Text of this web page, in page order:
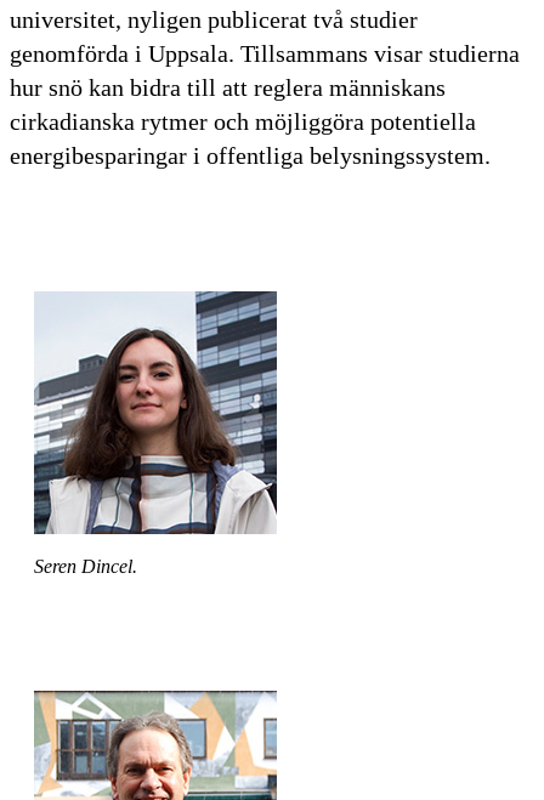
universitet, nyligen publicerat två studier
genomförda i Uppsala. Tillsammans visar studierna
hur snö kan bidra till att reglera människans
cirkadianska rytmer och möjliggöra potentiella
energibesparingar i offentliga belysningssystem.
Seren Dincel.